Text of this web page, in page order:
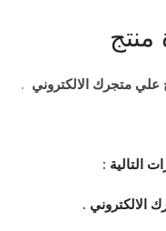
متجرك الالكتروني .
التالية :
الالكتروني .